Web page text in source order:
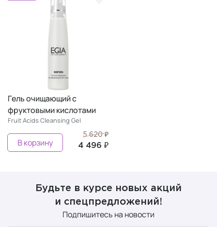
Гель очищающий с
фруктовыми кислотами
Fruit Acids Cleansing Gel
5 620 ₽
4 496 ₽
В корзину
Будьте в курсе новых акций
и спецпредложений!
Подпишитесь на новости